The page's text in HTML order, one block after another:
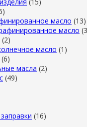
масло (13)
масло
(2)
масло (1)
(6)
масла (2)
(49)
(16)